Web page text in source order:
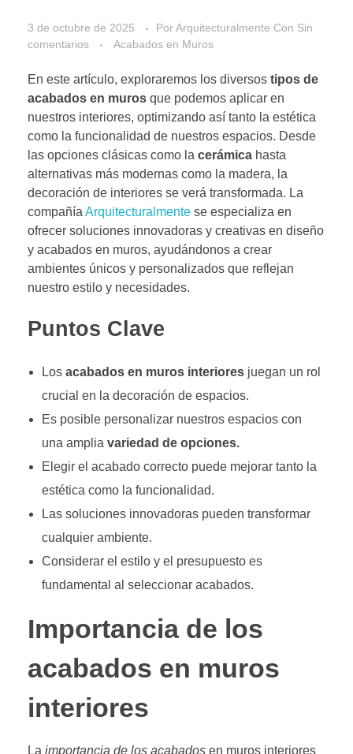
3 de octubre de 2025 PorArquitecturalmente Con Sin
comentarios
Acabados en Muros
En este artículo, exploraremos los diversos tipos de
acabados en muros que podemos aplicar en
nuestros interiores, optimizando así tanto la estética
como la funcionalidad de nuestros espacios. Desde
las opciones clásicas como la cerámica hasta
alternativas más modernas como la madera, la
decoración de interiores se verá transformada. La
compañía Arquitecturalmente se especializa en
ofrecer soluciones innovadoras y creativas en diseño
y acabados en muros, ayudándonos a crear
ambientes únicos y personalizados que reflejan
nuestro estilo y necesidades.
Puntos Clave
Los acabados en muros interioresjuegan un rol
crucial en la decoración de espacios.
Es posible personalizar nuestros espacios con
una amplia variedad de opciones.
Elegir el acabado correcto puede mejorar tanto la
estética como la funcionalidad.
Las soluciones innovadoras pueden transformar
cualquier ambiente.
Considerar el estilo y el presupuesto es
fundamental al seleccionar acabados.
Importancia de los
acabados en muros
interiores
La importancia de los acabados en muros interiores